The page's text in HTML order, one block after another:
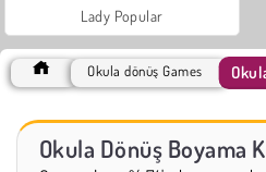
Lady Popular
Okula dönüş Games
Okula Dönüş Boyama